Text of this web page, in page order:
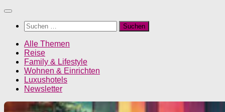
Unter
Inhalt
Suchen
nach:
Alle Themen
Reise
Family & Lifestyle
Wohnen & Einrichten
Luxushotels
Newsletter